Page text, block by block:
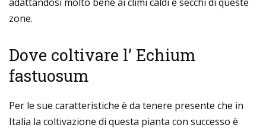
zone.
Dove coltivare l’ Echium
fastuosum
Per le sue caratteristiche è da tenere presente che in
Italia la coltivazione di questa pianta con successo è